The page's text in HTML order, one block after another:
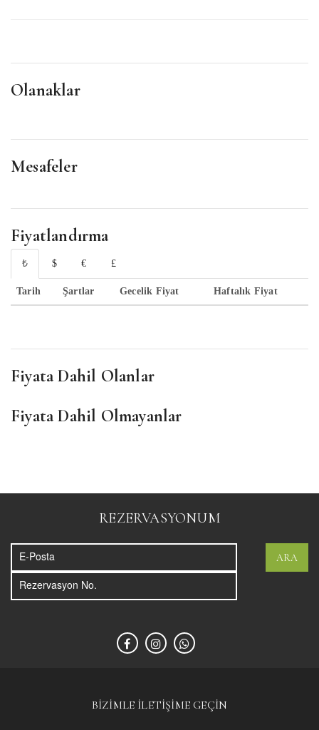
Olanaklar
Mesafeler
Fiyatlandırma
₺ $ € £
Tarih Şartlar Gecelik Fiyat Haftalık Fiyat
Fiyata Dahil Olanlar
Fiyata Dahil Olmayanlar
REZERVASYONUM
ARA
BIZIMLE İLETIŞIME GEÇIN